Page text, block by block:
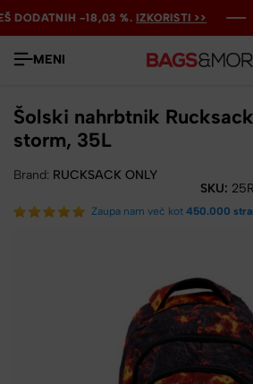
-18,03 %. IZKORISTI >>
-18,03 %. IZKORISTI >>
-18,03 %. IZKORISTI >>
MENI
Šolski nahrbtnik
storm, 35L
Brand: RUCKSACK ONLY
SKU:
Zaupa nam več kot 450.000